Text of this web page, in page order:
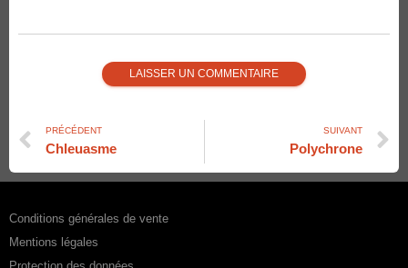
PRÉCÉDENT
Chleuasme
SUIVANT
Polychrone
Conditions générales de vente
Mentions légales